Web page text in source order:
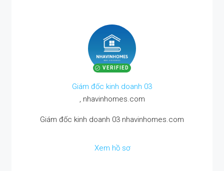
VERIFIED
Giám đốc kinh doanh 03
, nhavinhomes.com
Giám đốc kinh doanh 03 nhavinhomes.com
Xem hồ sơ